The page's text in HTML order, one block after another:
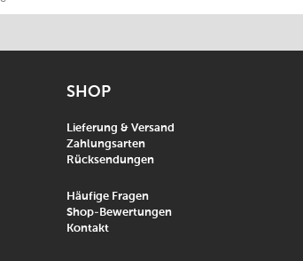
SHOP
Lieferung & Versand
Zahlungsarten
Rücksendungen
Häufige Fragen
Shop-Bewertungen
Kontakt